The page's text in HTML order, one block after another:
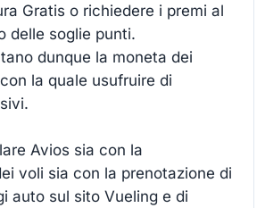
Gratis o richiedere i premi al
delle soglie punti.
dunque la moneta dei
la quale usufruire di
Avios sia con la
voli sia con la prenotazione di
auto sul sito Vueling e di